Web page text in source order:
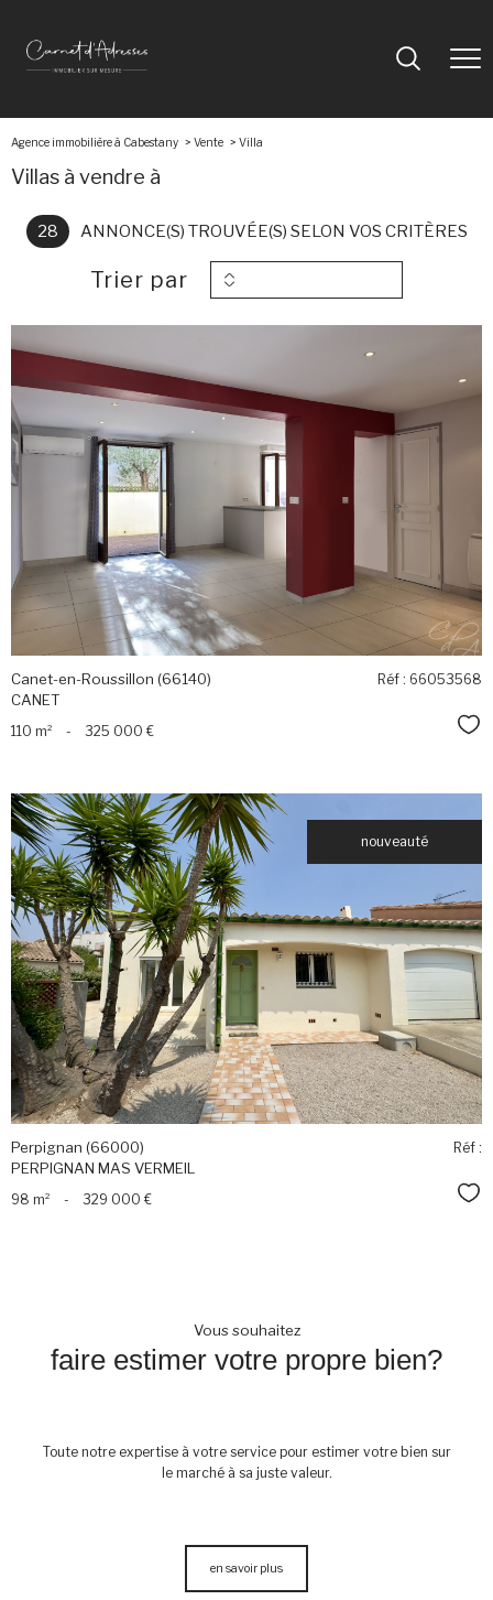
Agence immobilière à Cabestany Vente villa
Villas à vendre à
28 ANNONCE(S) TROUVÉE(S) SELON VOS CRITÈRES
Trier par
bien
Canet-en-Roussillon (66140)
CANET
Réf : 66053568
110 m² - 325 000 €
nouveauté
voir le
bien
Perpignan (66000)
PERPIGNAN MAS VERMEIL
Réf :
98 m² - 329 000 €
Vous souhaitez
faire estimer votre propre bien?
Toute notre expertise à votre service pour estimer votre bien sur
le marché à sa juste valeur.
en savoir plus